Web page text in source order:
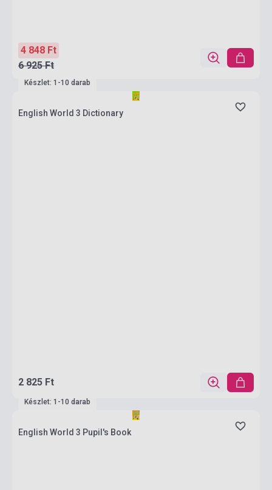
4 848 Ft
6 925 Ft
Készlet: 1-10 darab
English World 3 Dictionary
2 825 Ft
Készlet: 1-10 darab
English World 3 Pupil's Book